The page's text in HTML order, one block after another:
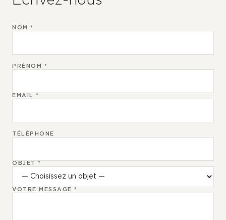
NOM *
PRÉNOM *
EMAIL *
TÉLÉPHONE
OBJET *
VOTRE MESSAGE *